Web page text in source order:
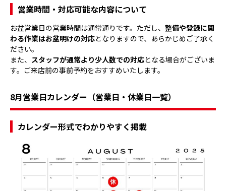
営業時間・対応可能な内容について
お盆営業日の営業時間は通常通りです。ただし、 整備や登録に関
わる作業はお盆明けの対応となりますので、あらかじめご了承く
ださい。
また、 スタッフが通常より少人数での対応となる場合がございま
す。ご来店前の事前予約をおすすめいたします。
8月営業日カレンダー（営業日・休業日一覧）
カレンダー形式でわかりやすく掲載